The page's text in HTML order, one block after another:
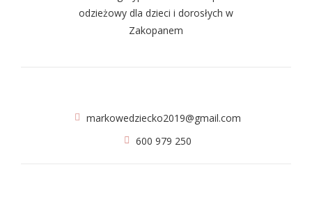
markowedziecko2019@gmail.com
600 979 250